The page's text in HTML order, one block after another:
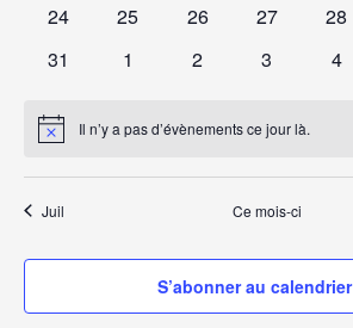
24
25 26 27 28
31
1 2 3 4
Notice Il n’y a pas d’évènements ce jour là.
Juil Ce mois-ci
S’abonner au calendrier